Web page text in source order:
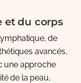
et du corps
de
avancés,
une approche
de la peau,